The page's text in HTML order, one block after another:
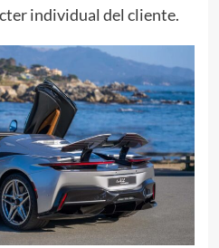
individual del cliente.